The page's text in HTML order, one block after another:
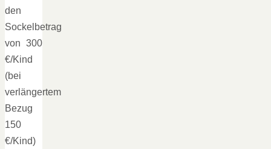
den
Sockelbetrag
von 300
€/Kind
(bei
verlängertem
Bezug
150
€/Kind)